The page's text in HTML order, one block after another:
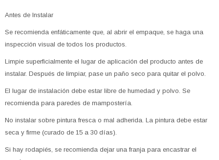
Antes de Instalar
Se recomienda enfáticamente que, al abrir el empaque, se haga una
inspección visual de todos los productos.
Limpie superficialmente el lugar de aplicación del producto antes de
instalar. Después de limpiar, pase un paño seco para quitar el polvo.
El lugar de instalación debe estar libre de humedad y polvo. Se
recomienda para paredes de mampostería.
No instalar sobre pintura fresca o mal adherida. La pintura debe estar
seca y firme (curado de 15 a 30 días).
Si hay rodapiés, se recomienda dejar una franja para encastrar el